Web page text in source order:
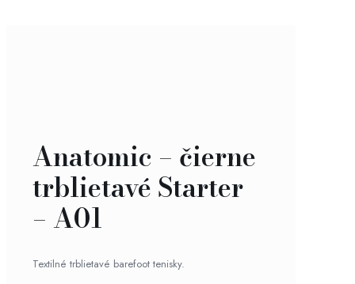
Anatomic – čierne
trblietavé Starter
– A01
Textilné trblietavé barefoot tenisky.